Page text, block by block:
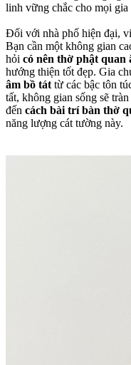
linh vững chắc cho mọi gia
Đối với nhà phố hiện đại,
Bạn cần một không gian
hỏi có nên thờ phật quan
hướng thiện tốt đẹp. Gia
âm bồ tát từ các bậc tôn
tất, không gian sống sẽ
đến cách bài trí bàn thờ
năng lượng cát tường này.